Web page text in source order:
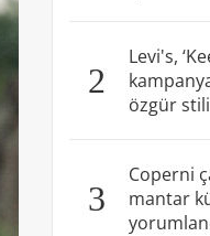
2
Levi's,
özgür
3
Coperni
mantar